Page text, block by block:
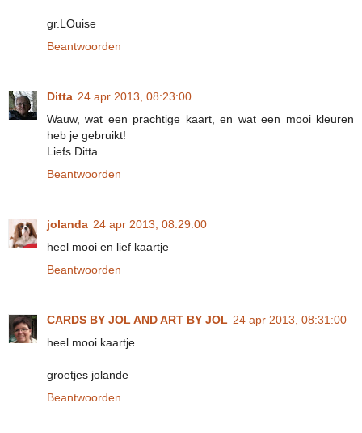
gr.LOuise
Beantwoorden
Ditta 24 apr 2013, 08:23:00
Wauw, wat een prachtige kaart, en wat een mooi kleuren
heb je gebruikt!
Liefs Ditta
Beantwoorden
jolanda 24 apr 2013, 08:29:00
heel mooi en lief kaartje
Beantwoorden
CARDS BY JOL AND ART BY JOL 24 apr 2013, 08:31:00
heel mooi kaartje.
groetjes jolande
Beantwoorden